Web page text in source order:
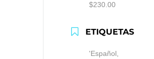
$230.00
ETIQUETAS
'Español,